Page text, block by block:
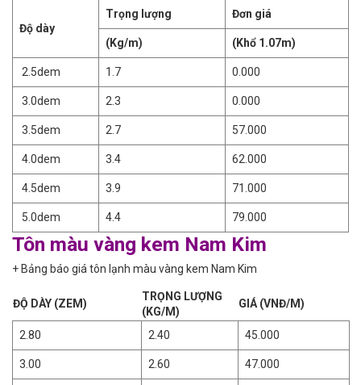
Độ dày
Trọng lượng Đơn giá
(Kg/m) (Khổ 1.07m)
2.5dem 1.7 0.000
3.0dem 2.3 0.000
3.5dem 2.7 57.000
4.0dem 3.4 62.000
4.5dem 3.9 71.000
5.0dem 4.4 79.000
Tôn màu vàng kem Nam Kim
+ Bảng báo giá tôn lạnh màu vàng kem Nam Kim
ĐỘ DÀY (ZEM)
TRỌNG LƯỢNG
(KG/M)
GIÁ (VNĐ/M)
2.80 2.40 45.000
3.00 2.60 47.000